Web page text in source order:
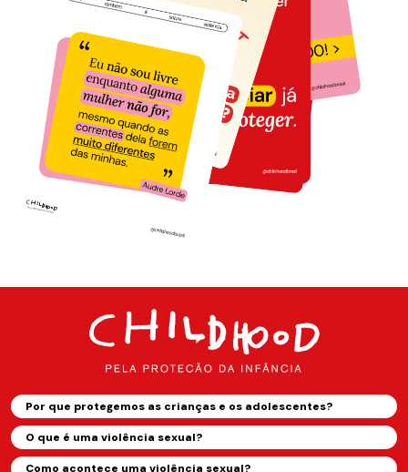
Por que protegemos as crianças e os adolescentes?
O que é uma violência sexual?
Como acontece uma violência sexual?